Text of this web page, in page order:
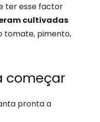
ter esse factor
cultivadas
tomate, pimento,
começar
pronta a